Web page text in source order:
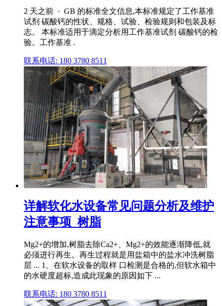
2 天之前 · GB 的标准全文信息,本标准规定了工作基准
试剂 碳酸钙的性状、规格、试验、检验规则和包装及标
志。 本标准适用于滴定分析用工作基准试剂 碳酸钙的检
验。工作基准 .
联系电话: 180 3780 8511
详解软化水设备常见问题分析及维护
注意事项_树脂
Mg2+的增加,树脂去除Ca2+、Mg2+的效能逐渐降低,就
必须进行再生。再生过程就是用盐箱中的盐水冲洗树脂
层 ... 1、在软水设备的取样 口检测是合格的,但软水箱中
的水硬度超标,造成此现象的原因如下 ...
联系电话: 180 3780 8511